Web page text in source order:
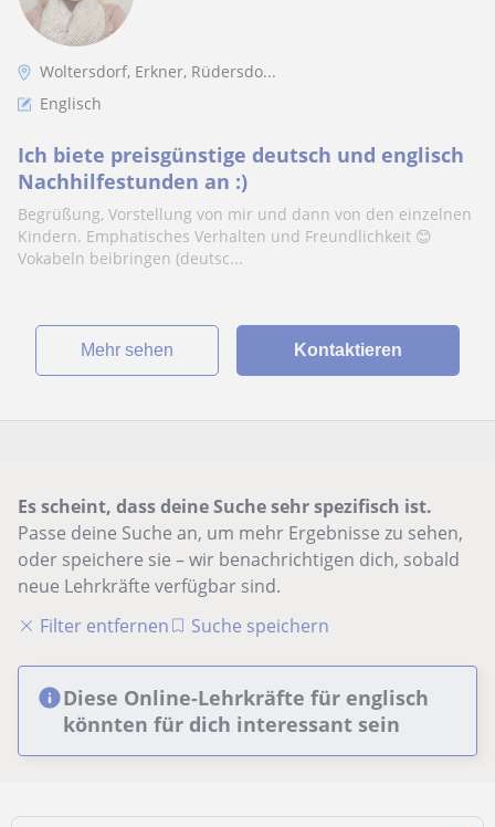
Woltersdorf, Erkner, Rüdersdo...
Englisch
Ich biete preisgünstige deutsch und englisch
Nachhilfestunden an :)
Begrüßung, Vorstellung von mir und dann von den einzelnen
Kindern. Emphatisches Verhalten und Freundlichkeit 😊
Vokabeln beibringen (deutsc...
Mehr sehen Kontaktieren
Es scheint, dass deine Suche sehr spezifisch ist.
Passe deine Suche an, um mehr Ergebnisse zu sehen,
oder speichere sie – wir benachrichtigen dich, sobald
neue Lehrkräfte verfügbar sind.
Filter entfernen
Suche speichern
Diese Online-Lehrkräfte für englisch
könnten für dich interessant sein